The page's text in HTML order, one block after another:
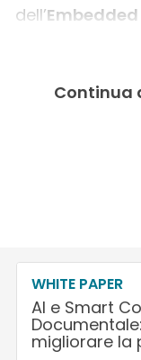
dell’
Continua
WHITE PAPER
AI e Smart
migliorare la